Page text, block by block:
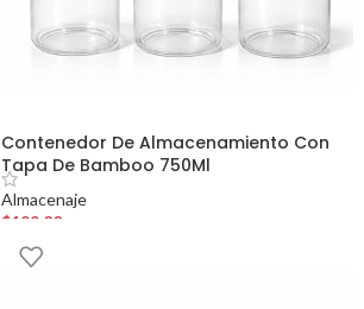
Contenedor De Almacenamiento Con
Tapa De Bamboo 750Ml
Almacenaje
$199.00